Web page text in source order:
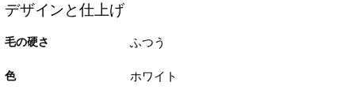
デザインと仕上げ
毛の硬さ ふつう
色 ホワイト